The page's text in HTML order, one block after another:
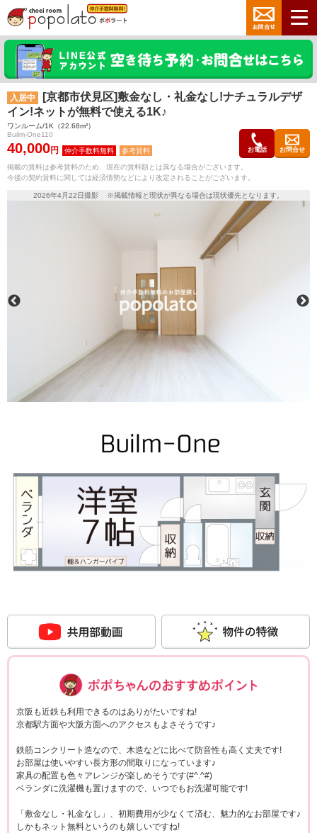
入居中
[京都市伏見区]敷金なし・礼金なし!ナチュラルデザ
イン!ネットが無料で使える1K♪
ワンルーム/1K（22.68m²）
Builm-One110
40,000円 参考賃料 お電話 お問合せ
掲載の賃料は参考賃料のため、現在の賃料額とは異なる場合がございます。
今後の契約賃料に関しては経済情勢などにより改定されることがございます。
2026年4月22日撮影 ※掲載情報と現状が異なる場合は現状優先となります。
京阪も近鉄も利用できるのはありがたいですね!
京都駅方面や大阪方面へのアクセスもよさそうです♪
鉄筋コンクリート造なので、木造などに比べて防音性も高く丈夫です!
お部屋は使いやすい長方形の間取りになっています♪
家具の配置も色々アレンジが楽しめそうです(#^.^#)
ベランダに洗濯機も置けますので、いつでもお洗濯可能です!
「敷金なし・礼金なし」、初期費用が少なくて済む、魅力的なお部屋です♪
しかもネット無料というのも嬉しいですね!